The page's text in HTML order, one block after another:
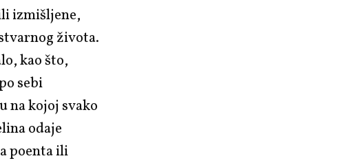
izmišljene,
života.
kao što,
sebi
na kojoj svako
odaje
poenta ili